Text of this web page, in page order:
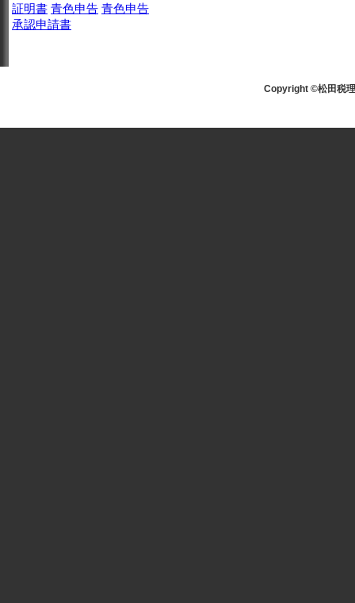
証明書 青色申告 青色申告
承認申請書
Copyright ©松田税